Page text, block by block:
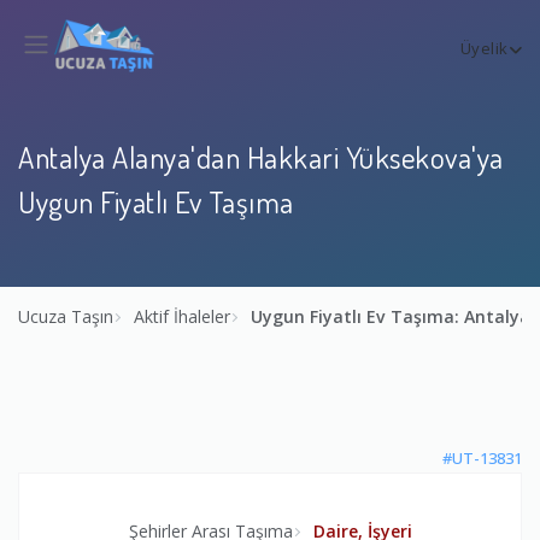
Üyelik
Antalya Alanya'dan Hakkari Yüksekova'ya
Uygun Fiyatlı Ev Taşıma
Ucuza Taşın Aktif İhaleler Uygun Fiyatlı Ev Taşıma:
#UT-13831
Şehirler Arası Taşıma Daire, İşyeri